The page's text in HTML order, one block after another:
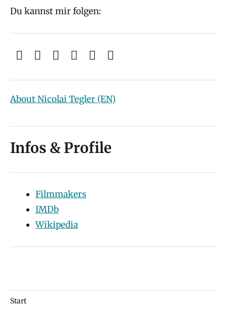
Du kannst mir folgen:
About Nicolai Tegler (EN)
Infos & Profile
Filmmakers
IMDb
Wikipedia
Start